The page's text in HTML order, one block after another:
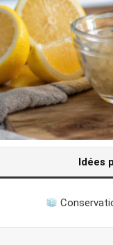
Idées